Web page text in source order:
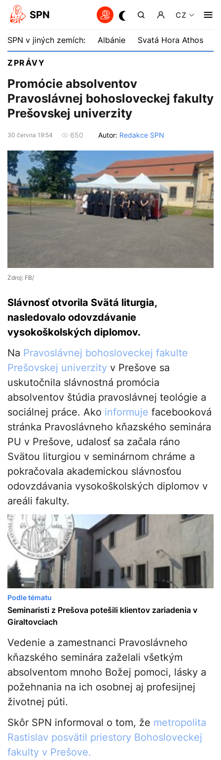
SPN CZ
SPN v jiných zemích: Albánie Svatá Hora Athos
ZPRÁVY
Promócie absolventov
Pravoslávnej bohosloveckej fakulty
Prešovskej univerzity
30 června 19:54 650 Autor: Redakce SPN
Zdroj: FB/
Slávnosť otvorila Svätá liturgia,
nasledovalo odovzdávanie
vysokoškolských diplomov.
Na Pravoslávnej bohosloveckej fakulte
Prešovskej univerzity v Prešove sa
uskutočnila slávnostná promócia
absolventov štúdia pravoslávnej teológie a
sociálnej práce. Ako informuje facebooková
stránka Pravoslávneho kňazského seminára
PU v Prešove, udalosť sa začala ráno
Svätou liturgiou v seminárnom chráme a
pokračovala akademickou slávnosťou
odovzdávania vysokoškolských diplomov v
areáli fakulty.
Podle tématu
Seminaristi z Prešova potešili klientov zariadenia v
Giraltovciach
Vedenie a zamestnanci Pravoslávneho
kňazského seminára zaželali všetkým
absolventom mnoho Božej pomoci, lásky a
požehnania na ich osobnej aj profesijnej
životnej púti.
Skôr SPN informoval o tom, že metropolita
Rastislav posvätil priestory Bohosloveckej
fakulty v Prešove.